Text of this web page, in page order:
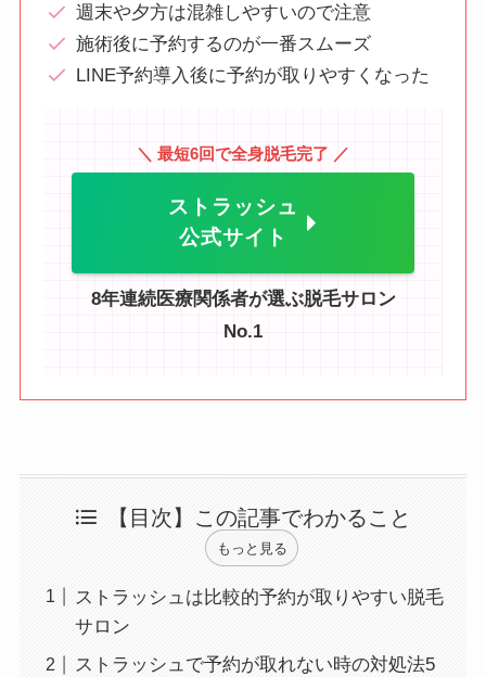
週末や夕方は混雑しやすいので注意
施術後に予約するのが一番スムーズ
LINE予約導入後に予約が取りやすくなった
＼ 最短6回で全身脱毛完了 ／
ストラッシュ
公式サイト
8年連続医療関係者が選ぶ脱毛サロン
No.1
【目次】この記事でわかること
もっと見る
ストラッシュは比較的予約が取りやすい脱毛
サロン
ストラッシュで予約が取れない時の対処法5